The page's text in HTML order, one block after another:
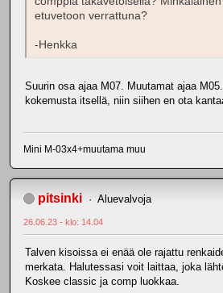
etuvetoon verrattuna?
-Henkka
Suurin osa ajaa M07. Muutamat ajaa
kokemusta itsellä, niin siihen en ota
Mini M-03x4+muutama muu
pitsinki Aluevalvoja
26.06.23 - klo: 14.04
Talven kisoissa ei enää ole rajattu
merkata. Halutessasi voit laittaa, joka
Koskee classic ja comp luokkaa.